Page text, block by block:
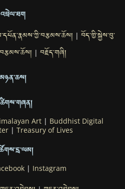
འབྲེལ་ཐག
བོད་གྱི་སྐྱེས་བུ་
བརྗོད་གཞི།
མཉན་ཆས།
Art| Buddhist Digital
Treasury of Lives
| Instagram